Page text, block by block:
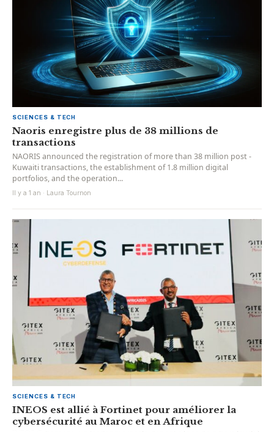
SCIENCES & TECH
Naoris enregistre plus de 38 millions de
transactions
NAORIS announced the registration of more than 38 million post -
Kuwaiti transactions, the establishment of 1.8 million digital
portfolios, and the operation...
Il y a 1 an · Laura Tournon
SCIENCES & TECH
INEOS est allié à Fortinet pour améliorer la
cybersécurité au Maroc et en Afrique